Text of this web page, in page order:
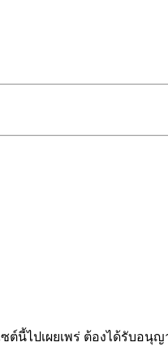
นี้ไปเผยเพร่ ต้องได้รับอนุญ